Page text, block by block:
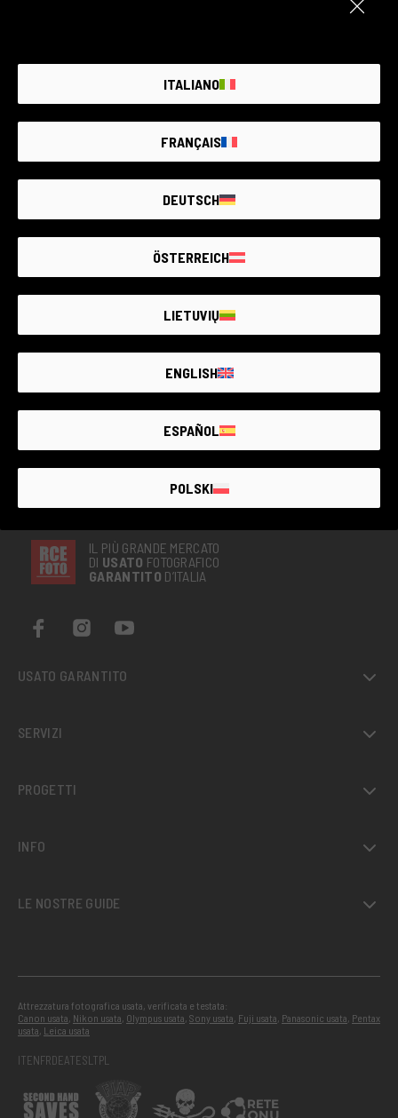
I miei video
DOPO 3 ANNI DALL'USCITA, Lumix S1 di Panasonic ha
senso comprarla!
Silvano Tiberti ph - 12/04/2022
IL PIÙ GRANDE MERCATO
DI USATO FOTOGRAFICO
GARANTITO D’ITALIA
USATO GARANTITO
SERVIZI
PROGETTI
INFO
LE NOSTRE GUIDE
Attrezzatura fotografica usata, verificata e testata:
Canon usata Nikon usata Olympus usata Sony usata Fuji usata Panasonic usata Pentax
usata Leica usata
ITENFRDEATESLTPL
ITALIANO
FRANÇAIS
DEUTSCH
ÖSTERREICH
LIETUVIŲ
ENGLISH
ESPAÑOL
POLSKI